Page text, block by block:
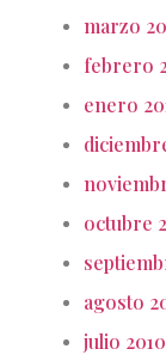
marzo
febrero
enero
octubre
agosto
julio 2010